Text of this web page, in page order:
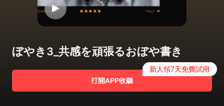
ぼやき3_共感を頑張るおぼや書き
打開APP收聽
新人領7天免費試用